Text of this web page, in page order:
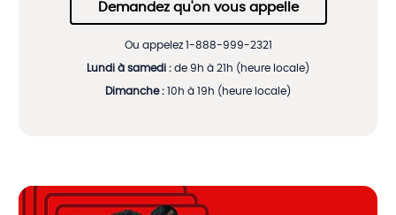
Demandez qu'on vous appelle
Ou appelez 1-888-999-2321
Lundi à samedi : de 9h à 21h (heure locale)
Dimanche : 10h à 19h (heure locale)